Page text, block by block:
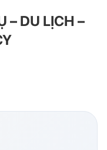
– DU LỊCH –